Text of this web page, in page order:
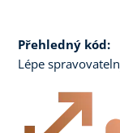
Přehledný kód:
Lépe